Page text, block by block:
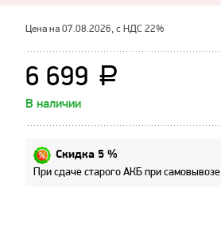
Цена на 07.08.2026, с НДС 22%
6 699 a
В наличии
Скидка 5 %
При сдаче старого АКБ при самовывозе